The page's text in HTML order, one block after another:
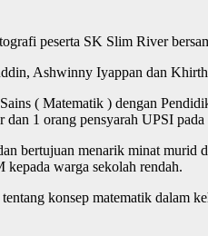
peserta SK Slim River
Ashwinny Iyappan dan
( Matematik ) dengan
1 orang pensyarah UPSI
bertujuan menarik minat
kepada warga sekolah rendah.
konsep matematik dalam